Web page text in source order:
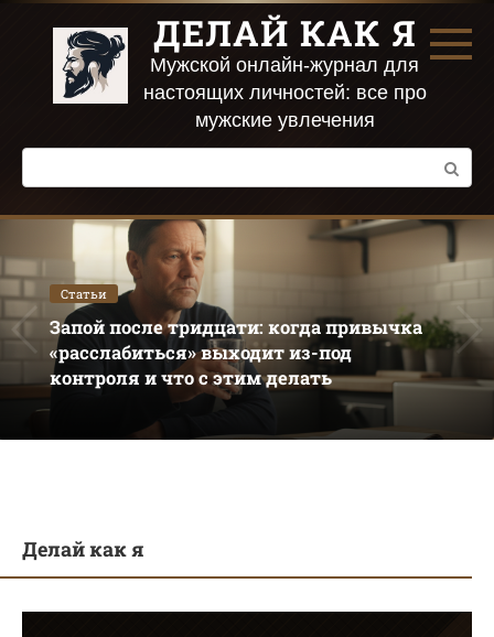
Перейти
контенту
ДЕЛАЙ КАК Я
Мужской онлайн-журнал для
настоящих личностей: все про
мужские увлечения
Поиск:
Статьи
Запой после тридцати: когда привычка
«расслабиться» выходит из-под
контроля и что с этим делать
Делай как я